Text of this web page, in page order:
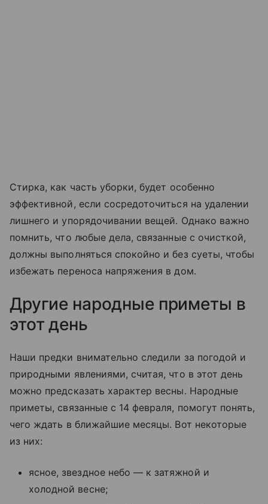
Стирка, как часть уборки, будет особенно
эффективной, если сосредоточиться на удалении
лишнего и упорядочивании вещей. Однако важно
помнить, что любые дела, связанные с очисткой,
должны выполняться спокойно и без суеты, чтобы
избежать переноса напряжения в дом.
Другие народные приметы в
этот день
Наши предки внимательно следили за погодой и
природными явлениями, считая, что в этот день
можно предсказать характер весны. Народные
приметы, связанные с 14 февраля, помогут понять,
чего ждать в ближайшие месяцы. Вот некоторые
из них:
ясное, звездное небо — к затяжной и
холодной весне;